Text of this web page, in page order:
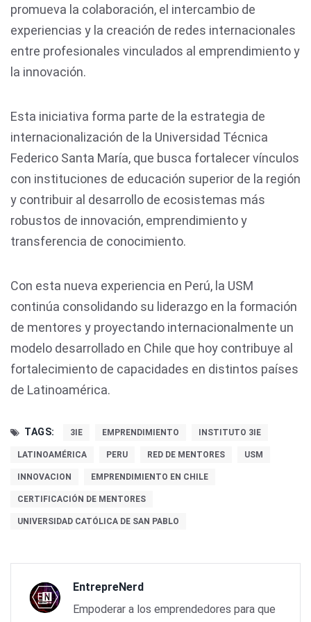
promueva la colaboración, el intercambio de
experiencias y la creación de redes internacionales
entre profesionales vinculados al emprendimiento y
la innovación.
Esta iniciativa forma parte de la estrategia de
internacionalización de la Universidad Técnica
Federico Santa María, que busca fortalecer vínculos
con instituciones de educación superior de la región
y contribuir al desarrollo de ecosistemas más
robustos de innovación, emprendimiento y
transferencia de conocimiento.
Con esta nueva experiencia en Perú, la USM
continúa consolidando su liderazgo en la formación
de mentores y proyectando internacionalmente un
modelo desarrollado en Chile que hoy contribuye al
fortalecimiento de capacidades en distintos países
de Latinoamérica.
TAGS: 3IE EMPRENDIMIENTO INSTITUTO 3IE
LATINOAMÉRICA PERU RED DE MENTORES USM
INNOVACION EMPRENDIMIENTO EN CHILE
CERTIFICACIÓN DE MENTORES
UNIVERSIDAD CATÓLICA DE SAN PABLO
EntrepreNerd
Empoderar a los emprendedores para que